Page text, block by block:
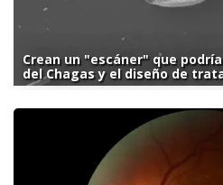
Crean un "escáner" que
del Chagas y el diseño de